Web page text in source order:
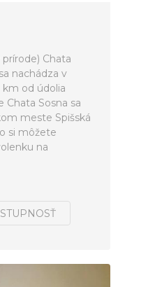
Chata
nachádza v
km od údolia
Chata Sosna sa
meste Spišská
si môžete
na